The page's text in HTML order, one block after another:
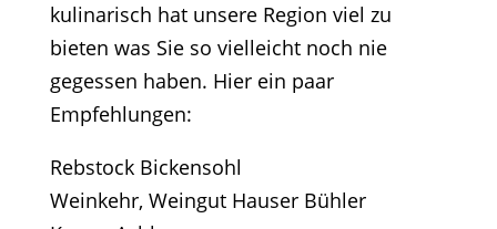
kulinarisch hat unsere Region viel zu
bieten was Sie so vielleicht noch nie
gegessen haben. Hier ein paar
Empfehlungen:
Rebstock Bickensohl
Weinkehr, Weingut Hauser Bühler